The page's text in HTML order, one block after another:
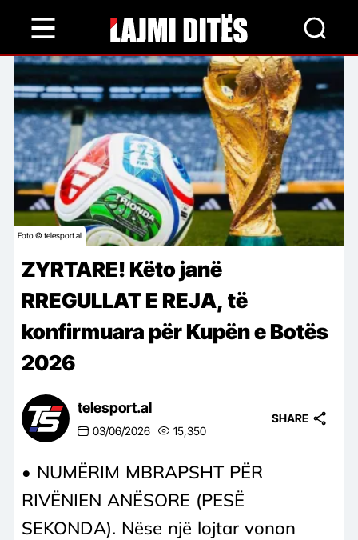
content
Foto © telesport.al
ZYRTARE! Këto janë
RREGULLAT E REJA, të
konfirmuara për Kupën e Botës
2026
telesport.al
03/06/2026 15,350
SHARE
• NUMËRIM MBRAPSHT PËR
RIVËNIEN ANËSORE (PESË
SEKONDA). Nëse një lojtar vonon